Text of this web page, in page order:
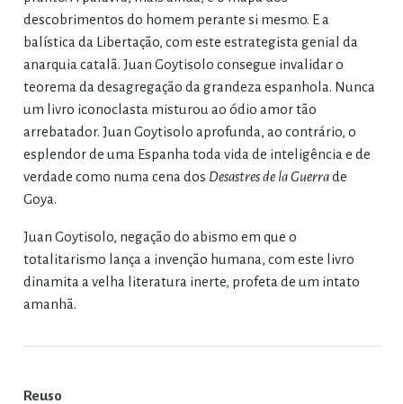
descobrimentos do homem perante si mesmo. E a
balística da Libertação, com este estrategista genial da
anarquia catalã. Juan Goytisolo consegue invalidar o
teorema da desagregação da grandeza espanhola. Nunca
um livro iconoclasta misturou ao ódio amor tão
arrebatador. Juan Goytisolo aprofunda, ao contrário, o
esplendor de uma Espanha toda vida de inteligência e de
verdade como numa cena dos Desastres de la Guerrade
Goya.
Juan Goytisolo, negação do abismo em que o
totalitarismo lança a invenção humana, com este livro
dinamita a velha literatura inerte, profeta de um intato
amanhã.
Reuso